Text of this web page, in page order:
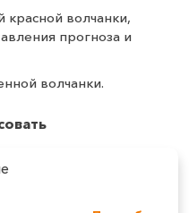
красной волчанки,
прогноза и
волчанки.